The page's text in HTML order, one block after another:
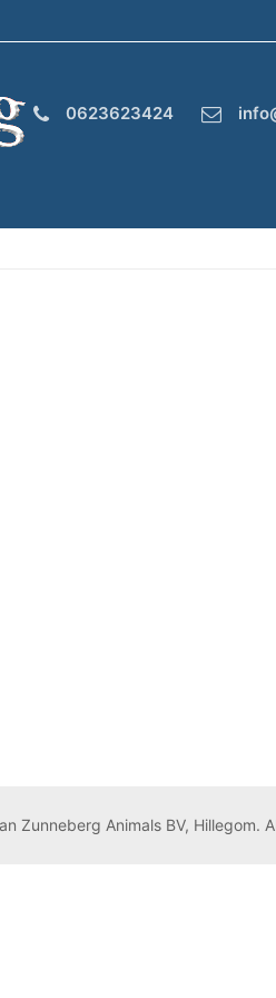
0623623424
Animals BV, Hillegom.